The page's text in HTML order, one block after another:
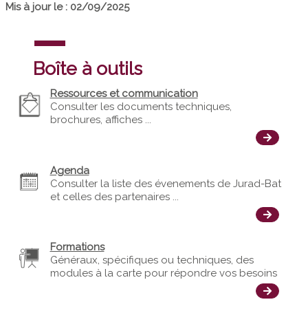
Mis à jour le : 02/09/2025
Boîte à outils
Ressources et communication
Consulter les documents techniques,
brochures, affiches ...
Agenda
Consulter la liste des évenements de Jurad-Bat
et celles des partenaires ...
Formations
Généraux, spécifiques ou techniques, des
modules à la carte pour répondre vos besoins